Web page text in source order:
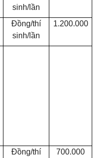
sinh/lần
Đồng/thí
sinh/lần
1.200.000
Đồng/thí
700.000